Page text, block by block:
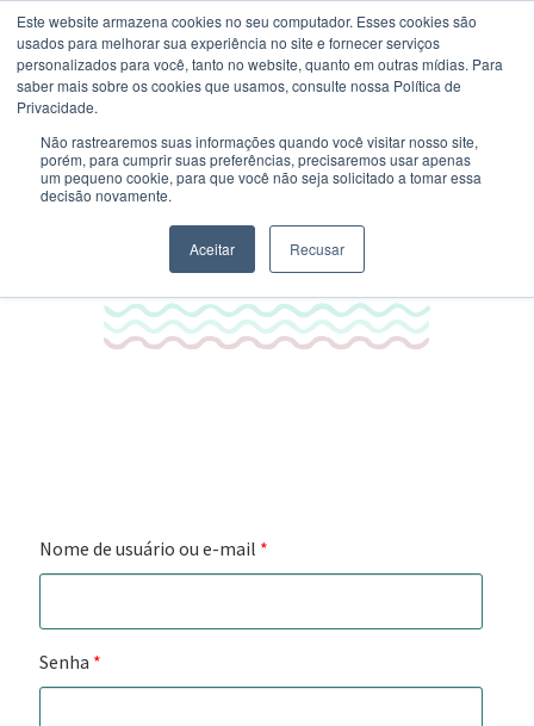
Este website armazena cookies no seu computador. Esses cookies são
usados ​​para melhorar sua experiência no site e fornecer serviços
personalizados para você, tanto no website, quanto em outras mídias. Para
saber mais sobre os cookies que usamos, consulte nossa Política de
Privacidade.
Não rastrearemos suas informações quando você visitar nosso site,
porém, para cumprir suas preferências, precisaremos usar apenas
um pequeno cookie, para que você não seja solicitado a tomar essa
decisão novamente.
Aceitar Recusar
Pular
para
navegação
Pular
para
o
Menu
Início
Contato
Início Minha conta
Minha conta
Nome de usuário ou e-mail *
Senha *